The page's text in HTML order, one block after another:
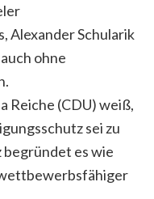
Schularik
ohne
Reiche (CDU) weiß,
sei zu
es wie